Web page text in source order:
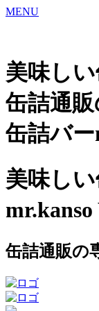
MENU
美味し
缶詰通
缶詰バ
美味し
缶詰通販の